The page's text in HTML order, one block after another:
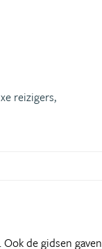
reizigers,
de gidsen gaven